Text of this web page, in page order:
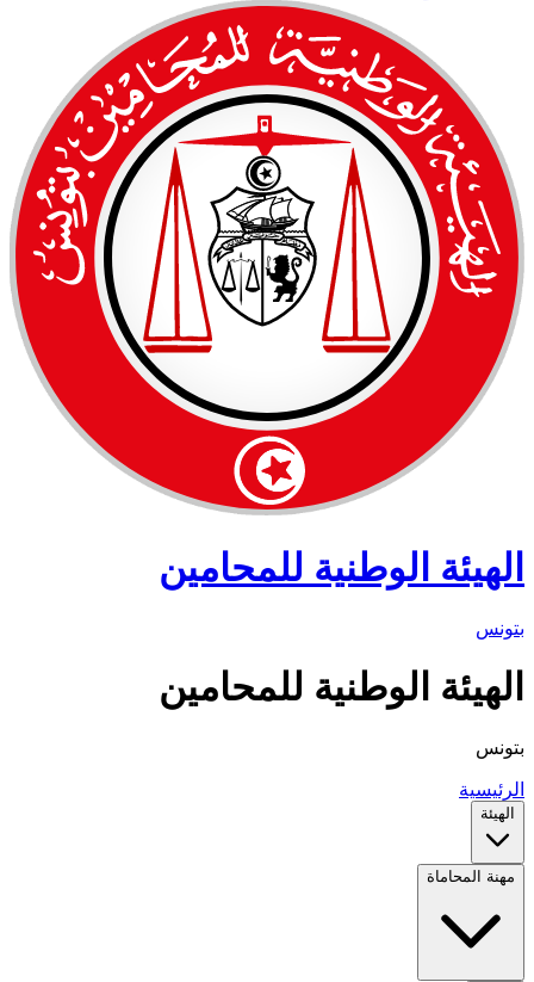
الهيئة الوطنية للمحامين
بتونس
الهيئة الوطنية للمحامين
بتونس
الرئيسية
الهيئة
مهنة المحاماة